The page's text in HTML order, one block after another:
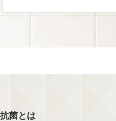
抗菌とは